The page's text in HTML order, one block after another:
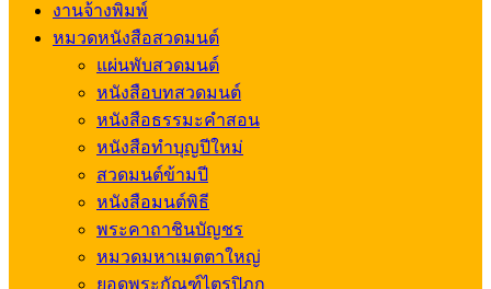
งานจ้างพิมพ์
หมวดหนังสือสวดมนต์
แผ่นพับสวดมนต์
หนังสือบทสวดมนต์
หนังสือธรรมะคำสอน
หนังสือทำบุญปีใหม่
สวดมนต์ข้ามปี
หนังสือมนต์พิธี
พระคาถาชินบัญชร
หมวดมหาเมตตาใหญ่
ยอดพระกัณฑ์ไตรปิฎก